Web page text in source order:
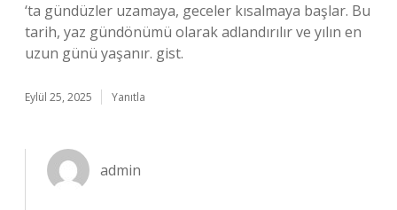
‘ta gündüzler uzamaya, geceler kısalmaya başlar. Bu
tarih, yaz gündönümü olarak adlandırılır ve yılın en
uzun günü yaşanır. gist.
Eylül 25, 2025 Yanıtla
admin